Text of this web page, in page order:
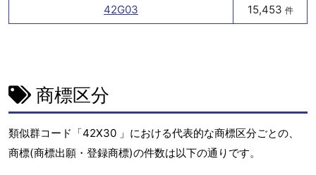
42G03 15,453 件
商標区分
類似群コード「42X30 」における代表的な商標区分ごとの、
商標(商標出願・登録商標)の件数は以下の通りです。